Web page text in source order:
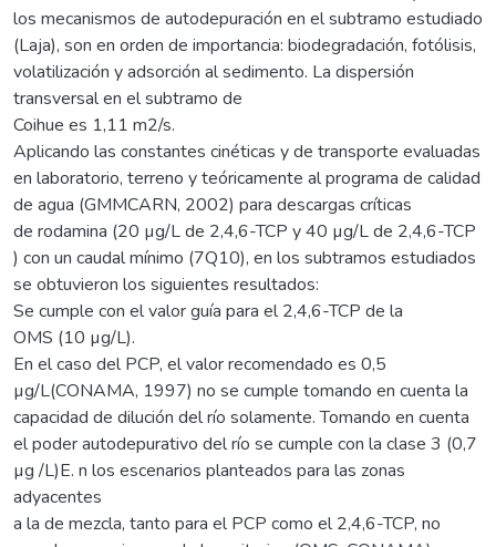
los mecanismos de autodepuración en el subtramo estudiado
(Laja), son en orden de importancia: biodegradación, fotólisis,
volatilización y adsorción al sedimento. La dispersión
transversal en el subtramo de
Coihue es 1,11 m2/s.
Aplicando las constantes cinéticas y de transporte evaluadas
en laboratorio, terreno y teóricamente al programa de calidad
de agua (GMMCARN, 2002) para descargas críticas
de rodamina (20 µg/L de 2,4,6-TCP y 40 µg/L de 2,4,6-TCP
) con un caudal mínimo (7Q10), en los subtramos estudiados
se obtuvieron los siguientes resultados:
Se cumple con el valor guía para el 2,4,6-TCP de la
OMS (10 µg/L).
En el caso del PCP, el valor recomendado es 0,5
µg/L(CONAMA, 1997) no se cumple tomando en cuenta la
capacidad de dilución del río solamente. Tomando en cuenta
el poder autodepurativo del río se cumple con la clase 3 (0,7
µg /L)E. n los escenarios planteados para las zonas
adyacentes
a la de mezcla, tanto para el PCP como el 2,4,6-TCP, no